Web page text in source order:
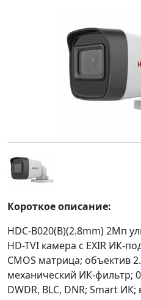
Короткое описание:
HDC-B020(B)(2.8mm) 2Мп
HD-TVI камера с EXIR ИК-
CMOS матрица; объектив
механический ИК-фильтр;
DWDR, BLC, DNR; Smart